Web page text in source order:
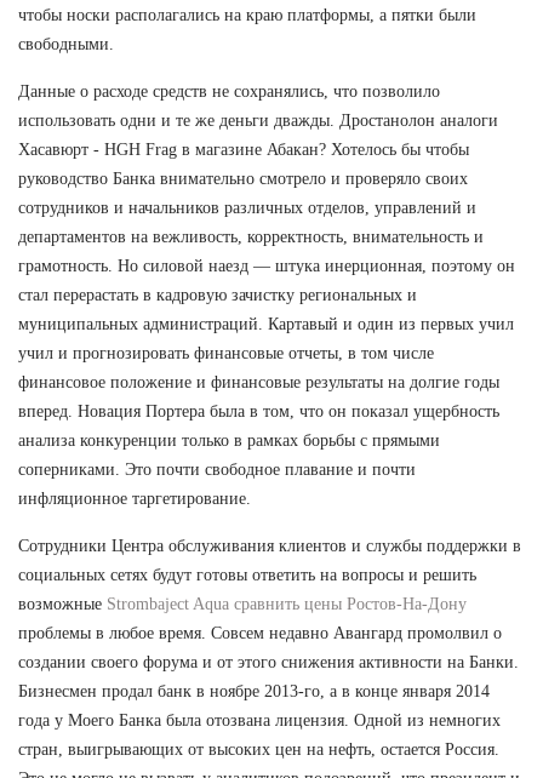
чтобы носки располагались на краю платформы, а пятки были
свободными.
Данные о расходе средств не сохранялись, что позволило
использовать одни и те же деньги дважды. Дростанолон аналоги
Хасавюрт - HGH Frag в магазине Абакан? Хотелось бы чтобы
руководство Банка внимательно смотрело и проверяло своих
сотрудников и начальников различных отделов, управлений и
департаментов на вежливость, корректность, внимательность и
грамотность. Но силовой наезд — штука инерционная, поэтому он
стал перерастать в кадровую зачистку региональных и
муниципальных администраций. Картавый и один из первых учил
учил и прогнозировать финансовые отчеты, в том числе
финансовое положение и финансовые результаты на долгие годы
вперед. Новация Портера была в том, что он показал ущербность
анализа конкуренции только в рамках борьбы с прямыми
соперниками. Это почти свободное плавание и почти
инфляционное таргетирование.
Сотрудники Центра обслуживания клиентов и службы поддержки в
социальных сетях будут готовы ответить на вопросы и решить
возможные Strombaject Aqua сравнить цены Ростов-На-Дону
проблемы в любое время. Совсем недавно Авангард промолвил о
создании своего форума и от этого снижения активности на Банки.
Бизнесмен продал банк в ноябре 2013-го, а в конце января 2014
года у Моего Банка была отозвана лицензия. Одной из немногих
стран, выигрывающих от высоких цен на нефть, остается Россия.